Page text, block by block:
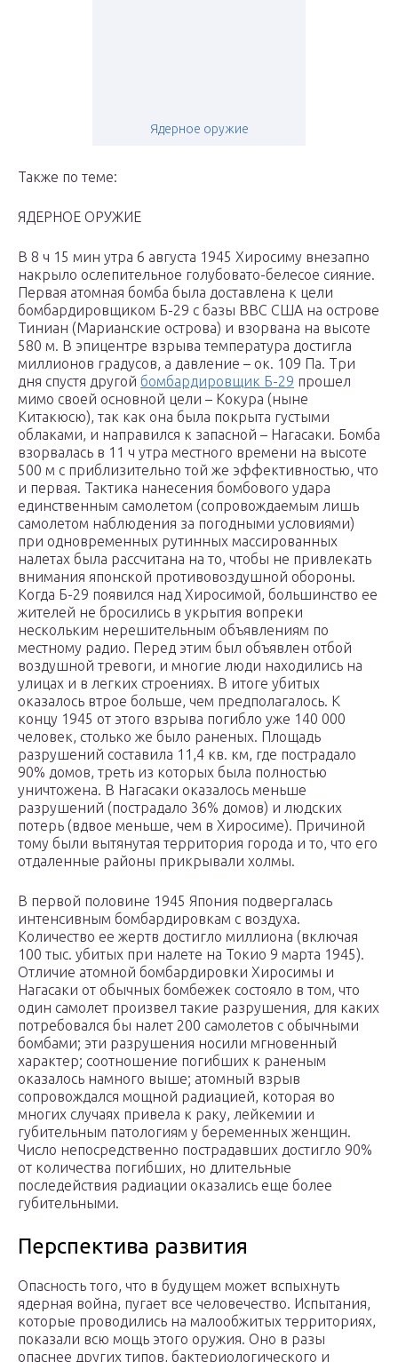
Ядерное оружие
Также по теме:
ЯДЕРНОЕ ОРУЖИЕ
В 8 ч 15 мин утра 6 августа 1945 Хиросиму внезапно
накрыло ослепительное голубовато-белесое сияние.
Первая атомная бомба была доставлена к цели
бомбардировщиком Б-29 с базы ВВС США на острове
Тиниан (Марианские острова) и взорвана на высоте
580 м. В эпицентре взрыва температура достигла
миллионов градусов, а давление – ок. 109 Па. Три
дня спустя другой бомбардировщик Б-29 прошел
мимо своей основной цели – Кокура (ныне
Китакюсю), так как она была покрыта густыми
облаками, и направился к запасной – Нагасаки. Бомба
взорвалась в 11 ч утра местного времени на высоте
500 м с приблизительно той же эффективностью, что
и первая. Тактика нанесения бомбового удара
единственным самолетом (сопровождаемым лишь
самолетом наблюдения за погодными условиями)
при одновременных рутинных массированных
налетах была рассчитана на то, чтобы не привлекать
внимания японской противовоздушной обороны.
Когда Б-29 появился над Хиросимой, большинство ее
жителей не бросились в укрытия вопреки
нескольким нерешительным объявлениям по
местному радио. Перед этим был объявлен отбой
воздушной тревоги, и многие люди находились на
улицах и в легких строениях. В итоге убитых
оказалось втрое больше, чем предполагалось. К
концу 1945 от этого взрыва погибло уже 140 000
человек, столько же было раненых. Площадь
разрушений составила 11,4 кв. км, где пострадало
90% домов, треть из которых была полностью
уничтожена. В Нагасаки оказалось меньше
разрушений (пострадало 36% домов) и людских
потерь (вдвое меньше, чем в Хиросиме). Причиной
тому были вытянутая территория города и то, что его
отдаленные районы прикрывали холмы.
В первой половине 1945 Япония подвергалась
интенсивным бомбардировкам с воздуха.
Количество ее жертв достигло миллиона (включая
100 тыс. убитых при налете на Токио 9 марта 1945).
Отличие атомной бомбардировки Хиросимы и
Нагасаки от обычных бомбежек состояло в том, что
один самолет произвел такие разрушения, для каких
потребовался бы налет 200 самолетов с обычными
бомбами; эти разрушения носили мгновенный
характер; соотношение погибших к раненым
оказалось намного выше; атомный взрыв
сопровождался мощной радиацией, которая во
многих случаях привела к раку, лейкемии и
губительным патологиям у беременных женщин.
Число непосредственно пострадавших достигло 90%
от количества погибших, но длительные
последействия радиации оказались еще более
губительными.
Перспектива развития
Опасность того, что в будущем может вспыхнуть
ядерная война, пугает все человечество. Испытания,
которые проводились на малообжитых территориях,
показали всю мощь этого оружия. Оно в разы
опаснее других типов, бактериологического и